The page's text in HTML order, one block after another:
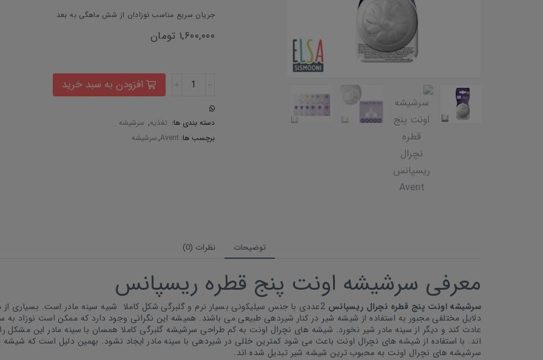
جریان سریع مناسب نوزادان از شش ماهگی به بعد
۱,۶۰۰,۰۰۰ تومان
افزودن به سبد خرید
دسته بندی ها: تغذیه, سرشیشه
برچسب ها: Avent
, سرشیشه
توضیحات نظرات (0)
معرفی سرشیشه اونت پنج قطره ریسپانس
سرشیشه اونت پنج قطره نچرال ریسپانس
2عددی با جنس سیلیکونی بسیار نرم و گلبرگی شکل کاملا شبیه سینه مادر است. بسیاری از
دلایل مختلفی مجبور به استفاده از شیشه شیر در کنار شیردهی طبیعی می باشند. همیشه این نگرانی وجود دارد که ممکن است نوزاد به
عادت کند و دیگر از سینه مادر شیر نخورد. شیشه های نچرال اونت به کم طراحی سرشیشه گلبرگی کاملا همسان با سینه مادر این مشکل
اند. با استفاده از شیشه های نچرال اونت باعث می شود کمترین خللی در شیردهی با سینه مادر ایجاد نشود. بهمین دلیل است که شیشه
سرشیشه های نچرال اونت به محبوب ترین شیشه شیر تبدیل شده اند.